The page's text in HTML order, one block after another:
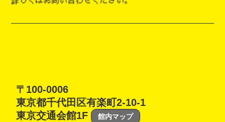
〒100-0006
東京都千代田区有楽町2-10-1
東京交通会館1F
館内マップ